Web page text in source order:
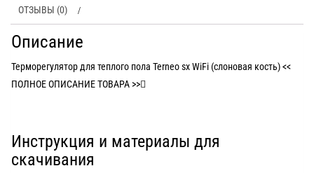
ОТЗЫВЫ (0)
Описание
Терморегулятор для теплого пола Terneo sx WiFi (слоновая кость) <<
ПОЛНОЕ ОПИСАНИЕ ТОВАРА >>
Инструкция и материалы для
скачивания